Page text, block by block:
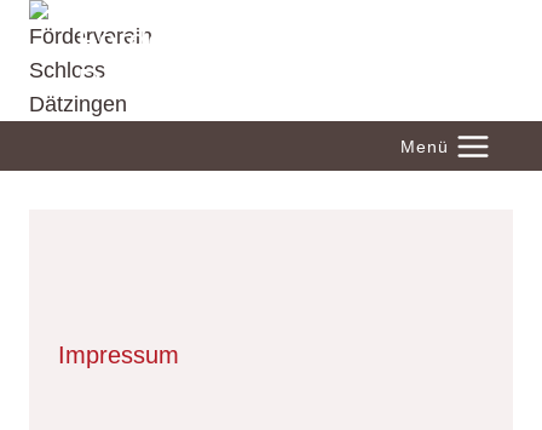
Zum
Inhalt
springen
Förderverein Schloss
Dätzingen
Menü
Impressum